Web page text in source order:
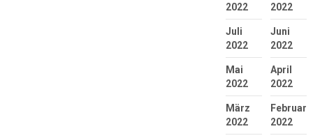
2022
2022
Juli
2022
Juni
2022
Mai
2022
April
2022
März
2022
Februar
2022